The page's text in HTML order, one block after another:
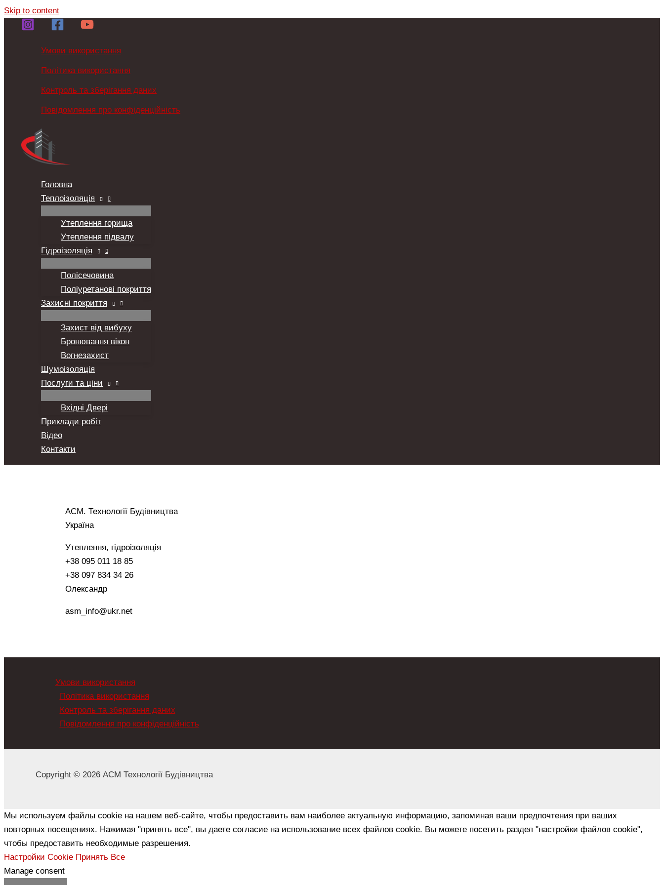
Skip to content
Умови використання
Політика використання
Контроль та зберігання даних
Повідомлення про конфіденційність
Головна
Теплоізоляція
Утеплення горища
Утеплення підвалу
Гідроізоляція
Полісечовина
Поліуретанові покриття
Захисні покриття
Захист від вибуху
Бронювання вікон
Вогнезахист
Шумоізоляція
Послуги та ціни
Вхідні Двері
Приклади робіт
Відео
Контакти
АСМ. Технології Будівництва
Україна
Утеплення, гідроізоляція
+38 095 011 18 85
+38 097 834 34 26
Олександр
asm_info@ukr.net
Умови використання
Політика використання
Контроль та зберігання даних
Повідомлення про конфіденційність
Copyright © 2026 АСМ Технології Будівництва
Мы используем файлы cookie на нашем веб-сайте, чтобы предоставить вам наиболее актуальную информацию, запоминая ваши предпочтения при ваших
повторных посещениях. Нажимая "принять все", вы даете согласие на использование всех файлов cookie. Вы можете посетить раздел "настройки файлов cookie",
чтобы предоставить необходимые разрешения.
Настройки Cookie Принять Все
Manage consent